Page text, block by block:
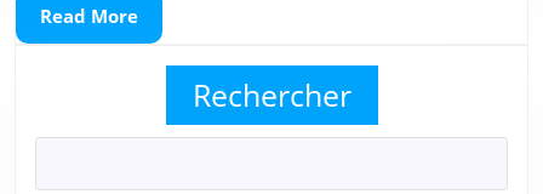
Read MoreRead
More
Rechercher